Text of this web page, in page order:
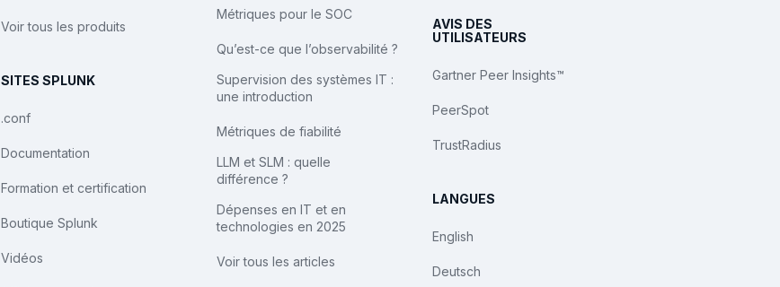
Voir tous les produits
SITES SPLUNK
.conf
Documentation
Formation et certification
Boutique Splunk
Vidéos
Métriques pour le SOC
Qu’est-ce que l’observabilité ?
Supervision des systèmes IT :
une introduction
Métriques de fiabilité
LLM et SLM : quelle
différence ?
Dépenses en IT et en
technologies en 2025
Voir tous les articles
AVIS DES
UTILISATEURS
Gartner Peer Insights™
PeerSpot
TrustRadius
LANGUES
English
Deutsch